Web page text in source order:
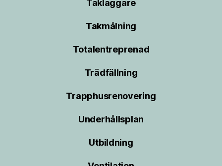
Takläggare
Takmålning
Totalentreprenad
Trädfällning
Trapphusrenovering
Underhållsplan
Utbildning